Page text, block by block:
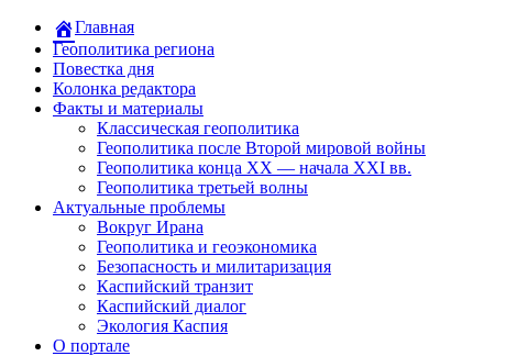
Главная
Геополитика региона
Повестка дня
Колонка редактора
Факты и материалы
Классическая геополитика
Геополитика после Второй мировой войны
Геополитика конца XX — начала XXI вв.
Геополитика третьей волны
Актуальные проблемы
Вокруг Ирана
Геополитика и геоэкономика
Безопасность и милитаризация
Каспийский транзит
Каспийский диалог
Экология Каспия
О портале